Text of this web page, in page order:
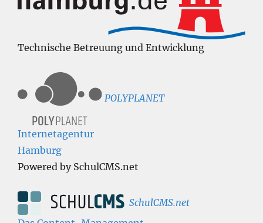
Technische Betreuung und Entwicklung
POLYPLANET
Internetagentur
Hamburg
Powered by SchulCMS.net
SchulCMS.net